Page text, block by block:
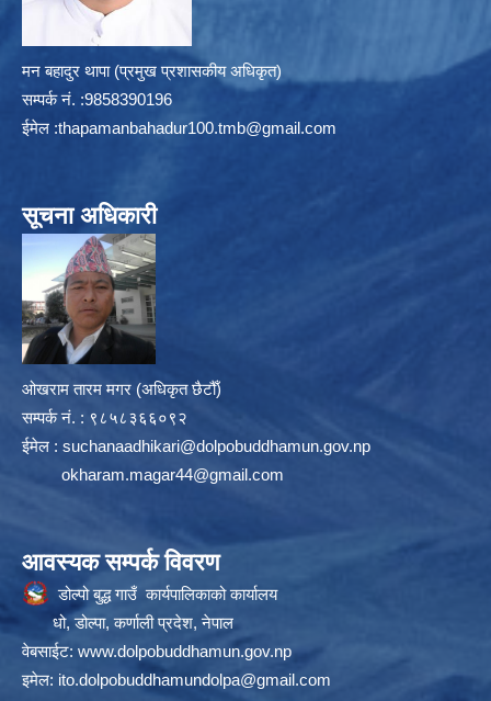
मन बहादुर थापा (प्रमुख प्रशासकीय अधिकृत)
सम्पर्क न‌ं. :9858390196
ईमेल :thapamanbahadur100.tmb@gmail.com
सूचना अधिकारी
ओखराम तारम मगर (अधिकृत छैटौँ)
सम्पर्क न‌ं. : ९८५८३६६०९२
ईमेल : suchanaadhikari@dolpobuddhamun.gov.np
okharam.magar44@gmail.com
आवस्यक सम्पर्क विवरण
डोल्पो बुद्ध गाउँ कार्यपालिकाको कार्यालय
धो, डोल्पा, कर्णाली प्रदेश, नेपाल
वेबसाईट: www.dolpobuddhamun.gov.np
इमेल: ito.dolpobuddhamundolpa@gmail.com